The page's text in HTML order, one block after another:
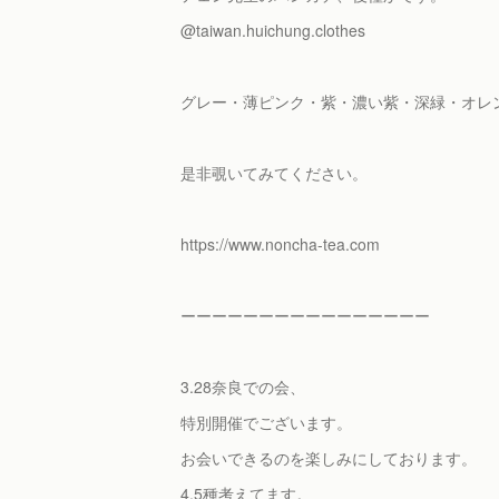
@taiwan.huichung.clothes
グレー・薄ピンク・紫・濃い紫・深緑・オレ
是非覗いてみてください。
https://www.noncha-tea.com
ーーーーーーーーーーーーーーーー
3.28奈良での会、
特別開催でございます。
お会いできるのを楽しみにしております。
4.5種考えてます。